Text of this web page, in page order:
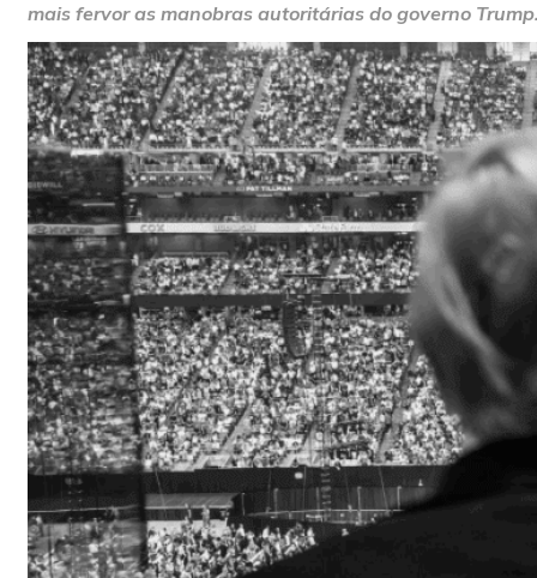
mais fervor as manobras autoritárias do governo